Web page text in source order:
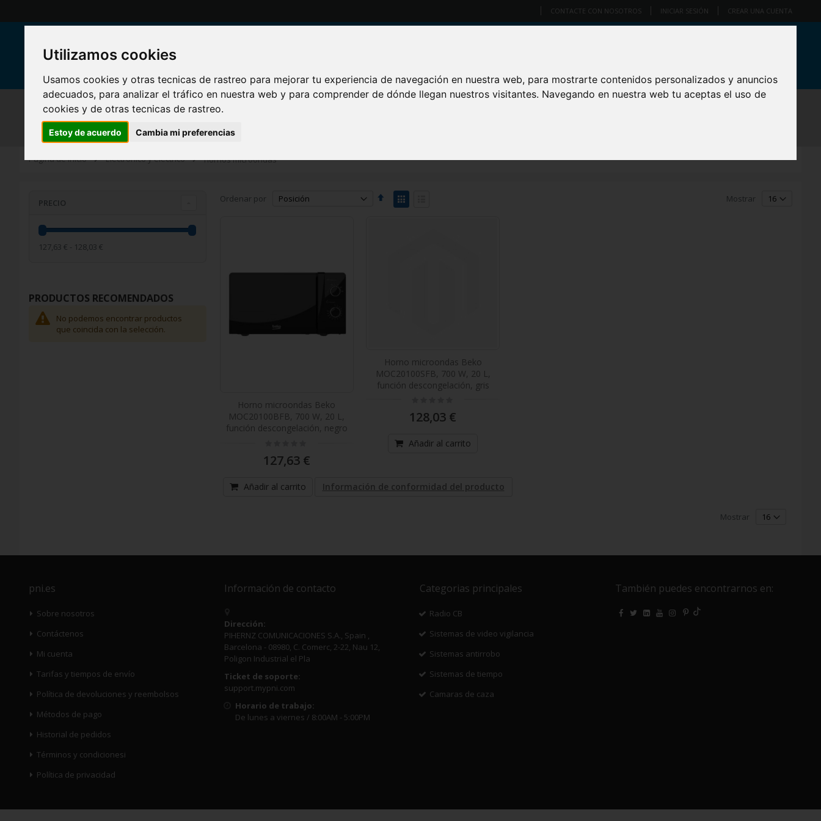
Utilizamos cookies
Usamos cookies y otras tecnicas de rastreo para mejorar tu experiencia de navegación en nuestra web, para mostrarte contenidos personalizados y anuncios
adecuados, para analizar el tráfico en nuestra web y para comprender de dónde llegan nuestros visitantes. Navegando en nuestra web tu aceptas el uso de
cookies y de otras tecnicas de rastreo.
Estoy de acuerdo Cambia mi preferencias
al
CONTACTE CON NOSOTROS INICIAR SESIÓN CREAR UNA CUENTA
Buscar
RADIOTRANSMISORES SISTEMAS DE SEGURIDAD ELECTRÓNICA PARA AUTOMÓVILES ELECTRÓNICO Y ELÉCTRICO FOTO, VIDEO, AUDIO Y ÓPTICA COMPUTADORAS Y PERIFÉRICOS
HOGAR INTELIGENTE Y GADGETS
Página de inicio Electrónico y eléctrico hornos microondas
Ordenar por
Fijar
Dirección
Mostrar
Horno microondas Beko
MOC20100BFB, 700 W, 20 L,
función descongelación, negro
127,63 €
Añadir al carrito Información de conformidad del producto
Horno microondas Beko
MOC20100SFB, 700 W, 20 L,
función descongelación, gris
128,03 €
Añadir al carrito
Mostrar
PRECIO
127,63 € - 128,03 €
PRODUCTOS RECOMENDADOS
No podemos encontrar productos
que coincida con la selección.
pni.es
Sobre nosotros
Contáctenos
Mi cuenta
Tarifas y tiempos de envío
Política de devoluciones y reembolsos
Métodos de pago
Historial de pedidos
Términos y condicionesi
Política de privacidad
Información de contacto
Dirección:
PIHERNZ COMUNICACIONES S.A., Spain ,
Barcelona - 08980, C. Comerc, 2-22, Nau 12,
Poligon Industrial el Pla
Ticket de soporte:
support.mypni.com
Horario de trabajo:
De lunes a viernes / 8:00AM - 5:00PM
Categorias principales
Radio CB
Sistemas de video vigilancia
Sistemas antirrobo
Sistemas de tiempo
Camaras de caza
También puedes encontrarnos en: